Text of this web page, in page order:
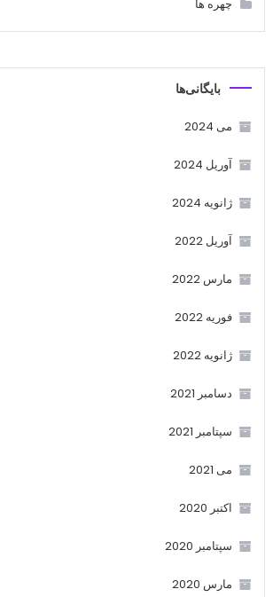
چهره ها
بایگانی‌ها
می 2024
آوریل 2024
ژانویه 2024
آوریل 2022
مارس 2022
فوریه 2022
ژانویه 2022
دسامبر 2021
سپتامبر 2021
می 2021
اکتبر 2020
سپتامبر 2020
مارس 2020